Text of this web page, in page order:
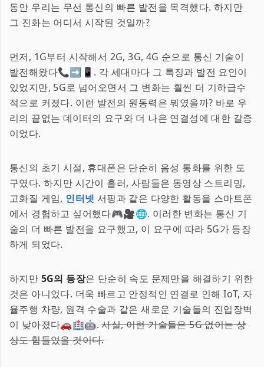
동안 우리는 무선 통신의 빠른 발전을 목격했다. 하지만
그 진화는 어디서 시작된 것일까?
먼저, 1G부터 시작해서 2G, 3G, 4G 순으로 통신 기술이
발전해왔다📞➡️📱. 각 세대마다 그 특징과 발전 요인이
있었지만, 5G로 넘어오면서 그 변화는 훨씬 더 기하급수
적으로 커졌다. 이런 발전의 원동력은 뭐였을까? 바로 우
리의 끝없는 데이터의 요구와 더 나은 연결성에 대한 갈증
이었다.
통신의 초기 시절, 휴대폰은 단순히 음성 통화를 위한 도
구였다. 하지만 시간이 흘러, 사람들은 동영상 스트리밍,
고화질 게임, 인터넷 서핑과 같은 다양한 활동을 스마트폰
에서 경험하고 싶어했다🎮🎥🌐. 이러한 변화는 통신 기
술의 더 빠른 발전을 요구했고, 이 요구에 따라 5G가 등장
하게 되었다.
하지만 5G의 등장은 단순히 속도 문제만을 해결하기 위한
것은 아니었다. 더욱 빠르고 안정적인 연결로 인해 IoT, 자
율주행 차량, 원격 수술과 같은 새로운 기술들의 진입장벽
이 낮아졌다🚗🏥🤖.사실, 이런 기술들은 5G 없이는 상
상도 힘들었을 것이다.